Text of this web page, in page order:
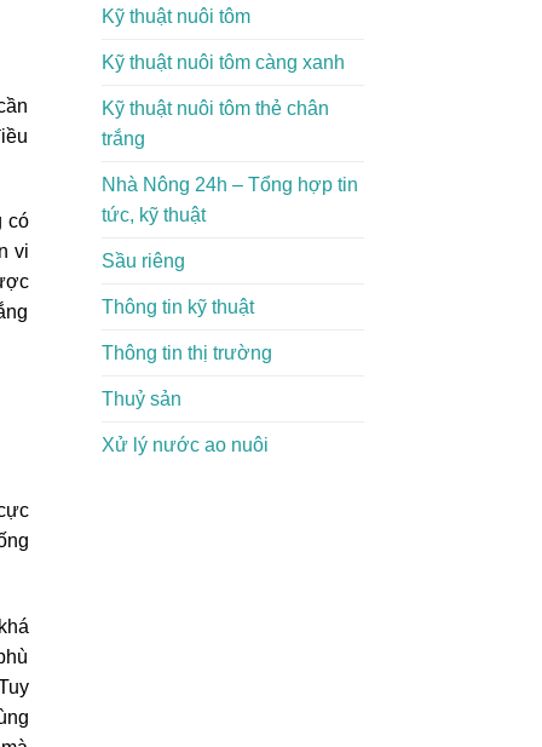
có
vi
Kỹ thuật nuôi tôm
Kỹ thuật nuôi tôm càng xanh
Kỹ thuật nuôi tôm thẻ chân
trắng
Nhà Nông 24h – Tổng hợp tin
tức, kỹ thuật
Sầu riêng
Thông tin kỹ thuật
Thông tin thị trường
Thuỷ sản
Xử lý nước ao nuôi